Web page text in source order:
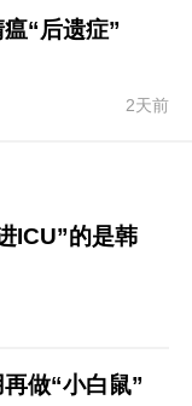
“后遗症”
2天前
ICU”的是韩
做“小白鼠”